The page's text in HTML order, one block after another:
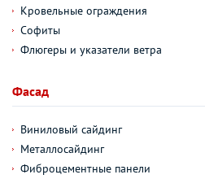
Кровельные ограждения
Софиты
Флюгеры и указатели ветра
Фасад
Виниловый сайдинг
Металлосайдинг
Фиброцементные панели